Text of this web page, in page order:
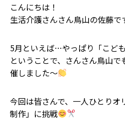
こんにちは！
生活介護さんさん鳥山の佐藤で
5月といえば…やっぱり「こど
ということで、さんさん鳥山
催しました〜
今回は皆さんで、一人ひとりオ
制作」に挑戦